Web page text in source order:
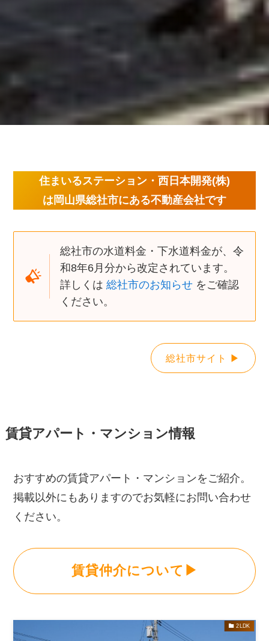
住まいるステーション・西日本開発(株)
は岡山県総社市にある不動産会社です
総社市の水道料金・下水道料金が、令
和8年6月分から改定されています。
詳しくは 総社市のお知らせをご確認
ください。
総社市サイト ▶
賃貸アパート・マンション情報
おすすめの賃貸アパート・マンションをご紹介。
掲載以外にもありますのでお気軽にお問い合わせ
ください。
賃貸仲介について▶
2LDK